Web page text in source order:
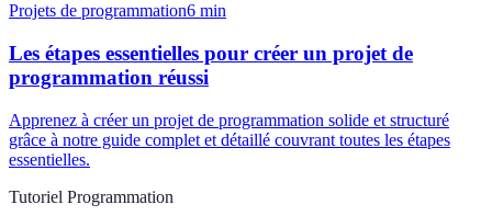
Projets de programmation6 min
Les étapes essentielles pour créer un projet de
programmation réussi
Apprenez à créer un projet de programmation solide et structuré
grâce à notre guide complet et détaillé couvrant toutes les étapes
essentielles.
Tutoriel Programmation